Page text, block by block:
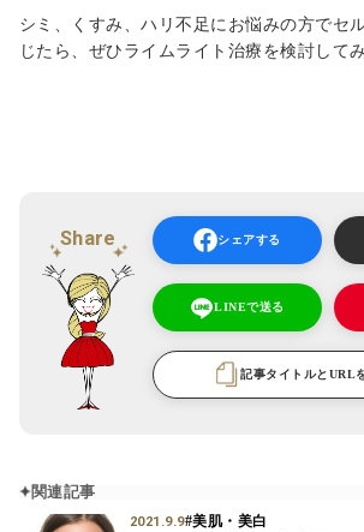
シミ、くすみ、ハリ不足にお悩みの方でセ
じたら、ぜひライムライト治療を検討して
Share シェアする
LINEで送る
記事タイトルとURL
関連記事
2021.9.9#美肌・美白